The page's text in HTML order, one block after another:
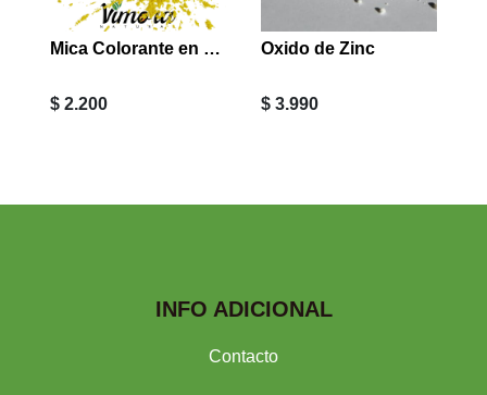
Mica Colorante en Polvo Amarillo 5 grs
$ 2.200
Oxido de Zinc
$ 3.990
INFO ADICIONAL
Contacto